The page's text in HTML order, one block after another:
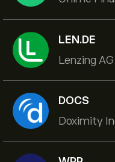
LEN.DE
Lenzing AG
DOCS
Doximity